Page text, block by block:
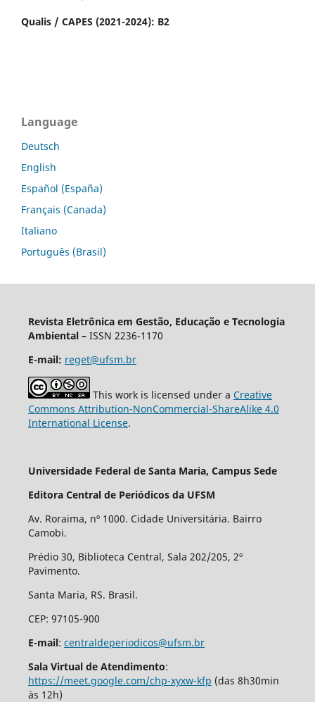
Qualis / CAPES (2021-2024): B2
Language
Deutsch
English
Español (España)
Français (Canada)
Italiano
Português (Brasil)
Revista Eletrônica em Gestão, Educação e Tecnologia
Ambiental – ISSN 2236-1170
E-mail: reget@ufsm.br
This work is licensed under a Creative
Commons Attribution-NonCommercial-ShareAlike 4.0
International License.
Universidade Federal de Santa Maria, Campus Sede
Editora Central de Periódicos da UFSM
Av. Roraima, nº 1000. Cidade Universitária. Bairro
Camobi.
Prédio 30, Biblioteca Central, Sala 202/205, 2º
Pavimento.
Santa Maria, RS. Brasil.
CEP: 97105-900
E-mail: centraldeperiodicos@ufsm.br
Sala Virtual de Atendimento:
https://meet.google.com/chp-xyxw-kfp (das 8h30min
às 12h)